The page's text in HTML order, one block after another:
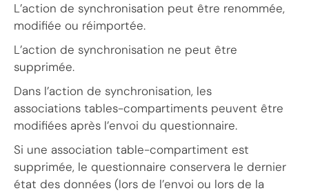
L’action de synchronisation peut être renommée,
modifiée ou réimportée.
L’action de synchronisation ne peut être
supprimée.
Dans l’action de synchronisation, les
associations tables-compartiments peuvent être
modifiées après l’envoi du questionnaire.
Si une association table-compartiment est
supprimée, le questionnaire conservera le dernier
état des données (lors de l’envoi ou lors de la